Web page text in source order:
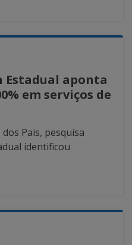
Estadual aponta
em serviços de
Pais, pesquisa
identificou